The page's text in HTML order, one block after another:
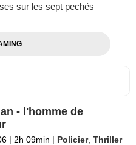
sur les sept pechés
- l'homme de
| 2h 09min | Policier,Thriller